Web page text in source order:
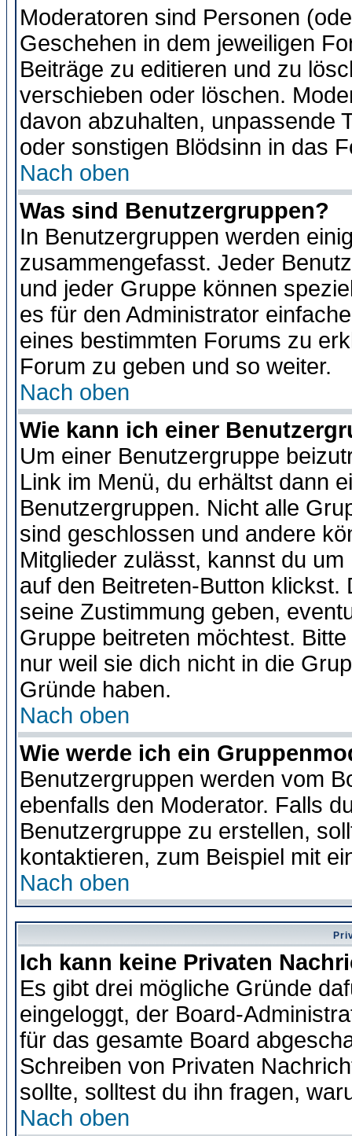
Moderatoren sind Personen
Geschehen in dem jeweiligen
Beiträge zu editieren und zu
verschieben oder löschen.
davon abzuhalten, unpassende
oder sonstigen Blödsinn in das
Nach oben
Was sind Benutzergruppen?
In Benutzergruppen werden
zusammengefasst. Jeder
und jeder Gruppe können
es für den Administrator
eines bestimmten Forums zu
Forum zu geben und so weiter.
Nach oben
Wie kann ich einer
Um einer Benutzergruppe
Link im Menü, du erhältst dann
Benutzergruppen. Nicht alle
sind geschlossen und andere
Mitglieder zulässt, kannst du
auf den Beitreten-Button
seine Zustimmung geben,
Gruppe beitreten möchtest.
nur weil sie dich nicht in die
Gründe haben.
Nach oben
Wie werde ich ein
Benutzergruppen werden vom
ebenfalls den Moderator. Falls
Benutzergruppe zu erstellen,
kontaktieren, zum Beispiel mit
Nach oben
Ich kann keine Privaten
Es gibt drei mögliche Gründe
eingeloggt, der Board-
für das gesamte Board
Schreiben von Privaten
sollte, solltest du ihn fragen,
Nach oben